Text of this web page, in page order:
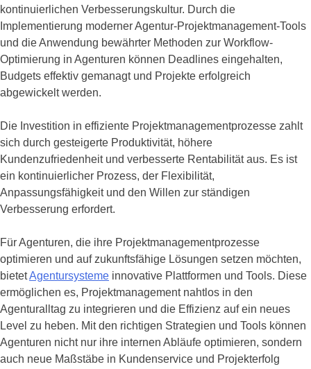
kontinuierlichen Verbesserungskultur. Durch die
Implementierung moderner Agentur-Projektmanagement-Tools
und die Anwendung bewährter Methoden zur Workflow-
Optimierung in Agenturen können Deadlines eingehalten,
Budgets effektiv gemanagt und Projekte erfolgreich
abgewickelt werden.
Die Investition in effiziente Projektmanagementprozesse zahlt
sich durch gesteigerte Produktivität, höhere
Kundenzufriedenheit und verbesserte Rentabilität aus. Es ist
ein kontinuierlicher Prozess, der Flexibilität,
Anpassungsfähigkeit und den Willen zur ständigen
Verbesserung erfordert.
Für Agenturen, die ihre Projektmanagementprozesse
optimieren und auf zukunftsfähige Lösungen setzen möchten,
bietetAgentursysteme innovative Plattformen und Tools. Diese
ermöglichen es, Projektmanagement nahtlos in den
Agenturalltag zu integrieren und die Effizienz auf ein neues
Level zu heben. Mit den richtigen Strategien und Tools können
Agenturen nicht nur ihre internen Abläufe optimieren, sondern
auch neue Maßstäbe in Kundenservice und Projekterfolg